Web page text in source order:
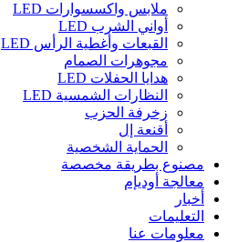
ملابس واكسسوارات LED
أواني الشرب LED
القبعات وأغطية الرأس LED
مجوهرات الصمام
هدايا الحفلات LED
النظارات الشمسية LED
زخرفة الحزب
أقنعة إل
الحماية الشخصية
مصنوع بطريقة مخصصة
معالجة أوديإم
أخبار
التعليمات
معلومات عنا